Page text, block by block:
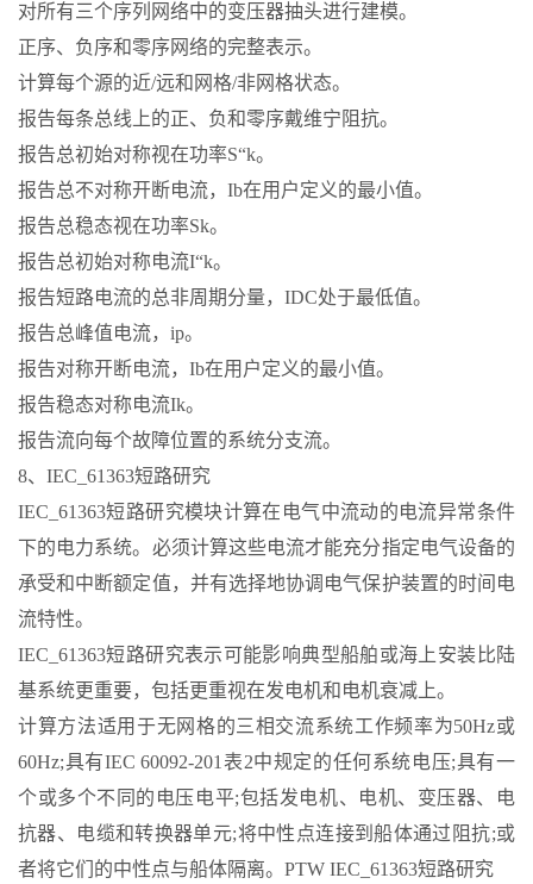
对所有三个序列网络中的变压器抽头进行建模。
正序、负序和零序网络的完整表示。
计算每个源的近/远和网格/非网格状态。
报告每条总线上的正、负和零序戴维宁阻抗。
报告总初始对称视在功率S“k。
报告总不对称开断电流，Ib在用户定义的最小值。
报告总稳态视在功率Sk。
报告总初始对称电流I“k。
报告短路电流的总非周期分量，IDC处于最低值。
报告总峰值电流，ip。
报告对称开断电流，Ib在用户定义的最小值。
报告稳态对称电流Ik。
报告流向每个故障位置的系统分支流。
8、IEC_61363短路研究
IEC_61363短路研究模块计算在电气中流动的电流异常条件
下的电力系统。必须计算这些电流才能充分指定电气设备的
承受和中断额定值，并有选择地协调电气保护装置的时间电
流特性。
IEC_61363短路研究表示可能影响典型船舶或海上安装比陆
基系统更重要，包括更重视在发电机和电机衰减上。
计算方法适用于无网格的三相交流系统工作频率为50Hz或
60Hz;具有IEC 60092-201表2中规定的任何系统电压;具有一
个或多个不同的电压电平;包括发电机、电机、变压器、电
抗器、电缆和转换器单元;将中性点连接到船体通过阻抗;或
者将它们的中性点与船体隔离。PTW IEC_61363短路研究